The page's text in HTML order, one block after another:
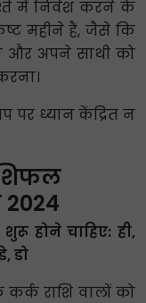
में निवेश करने के
महीने हैं, जैसे कि
और अपने साथी को
ध्यान केंद्रित न
2024
होने चाहिए: ही,
डो
राशि वालों को